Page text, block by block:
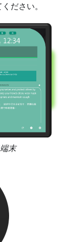
ださい。
末